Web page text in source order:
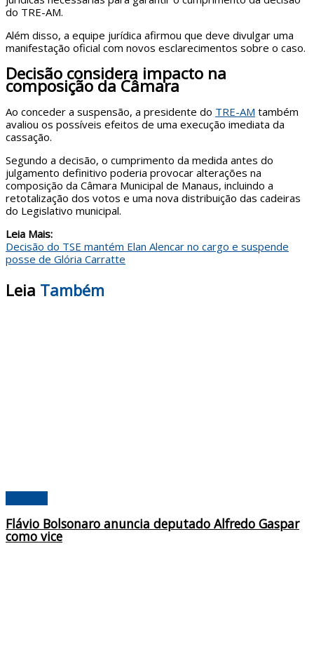
do TRE-AM.
Além disso, a equipe jurídica afirmou que deve divulgar uma
manifestação oficial com novos esclarecimentos sobre o caso.
Decisão considera impacto na
composição da Câmara
Ao conceder a suspensão, a presidente do TRE-AM também
avaliou os possíveis efeitos de uma execução imediata da
cassação.
Segundo a decisão, o cumprimento da medida antes do
julgamento definitivo poderia provocar alterações na
composição da Câmara Municipal de Manaus, incluindo a
retotalização dos votos e uma nova distribuição das cadeiras
do Legislativo municipal.
Leia Mais:
Decisão do TSE mantém Elan Alencar no cargo e suspende
posse de Glória Carratte
Leia Também
Flávio Bolsonaro anuncia deputado Alfredo Gaspar
como vice